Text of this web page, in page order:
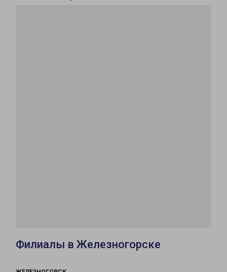
Филиалы в Железногорске